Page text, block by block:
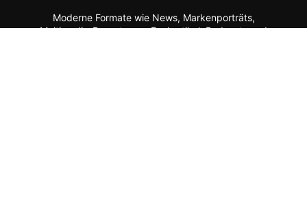
Moderne Formate wie News, Markenporträts,
Multimedia-Reportagen, Fachartikel, Podcasts und